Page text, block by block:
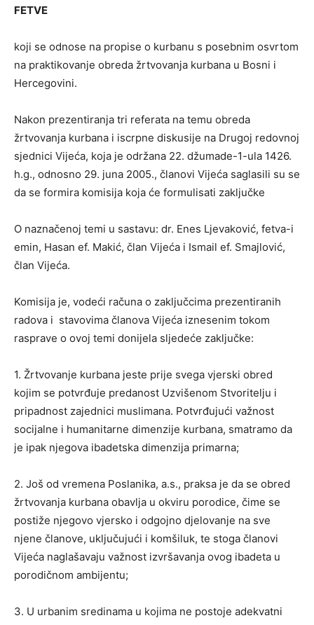
FETVE
koji se odnose na propise o kurbanu s posebnim osvrtom
na praktikovanje obreda žrtvovanja kurbana u Bosni i
Hercegovini.
Nakon prezentiranja tri referata na temu obreda
žrtvovanja kurbana i iscrpne diskusije na Drugoj redovnoj
sjednici Vijeća, koja je održana 22. džumade-1-ula 1426.
h.g., odnosno 29. juna 2005., članovi Vijeća saglasili su se
da se formira komisija koja će formulisati zaključke
O naznačenoj temi u sastavu: dr. Enes Ljevaković, fetva-i
emin, Hasan ef. Makić, član Vijeća i Ismail ef. Smajlović,
član Vijeća.
Komisija je, vodeći računa o zaključcima prezentiranih
radova i stavovima članova Vijeća iznesenim tokom
rasprave o ovoj temi donijela sljedeće zaključke:
1. Žrtvovanje kurbana jeste prije svega vjerski obred
kojim se potvrđuje predanost Uzvišenom Stvoritelju i
pripadnost zajednici muslimana. Potvrđujući važnost
socijalne i humanitarne dimenzije kurbana, smatramo da
je ipak njegova ibadetska dimenzija primarna;
2. Još od vremena Poslanika, a.s., praksa je da se obred
žrtvovanja kurbana obavlja u okviru porodice, čime se
postiže njegovo vjersko i odgojno djelovanje na sve
njene članove, uključujući i komšiluk, te stoga članovi
Vijeća naglašavaju važnost izvršavanja ovog ibadeta u
porodičnom ambijentu;
3. U urbanim sredinama u kojima ne postoje adekvatni